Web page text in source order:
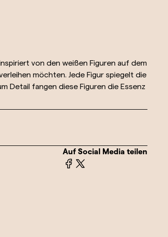
von den weißen Figuren auf dem
möchten. Jede Figur spiegelt die
Detail fangen diese Figuren die Essenz
Auf Social Media teilen